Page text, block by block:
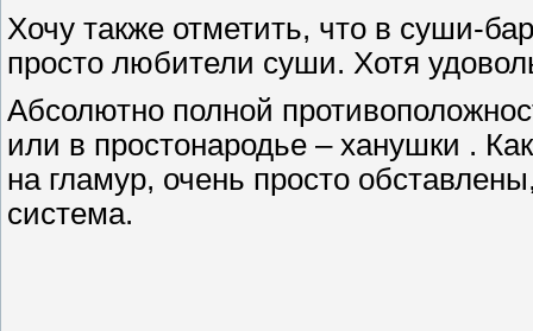
Хочу также отметить, что в суши-
просто любители суши. Хотя
Абсолютно полной
или в простонародье – ханушки .
на гламур, очень просто
система.